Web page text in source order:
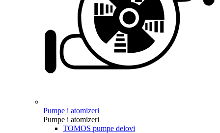
Pumpe i atomizeri
Pumpe i atomizeri
TOMOS pumpe delovi